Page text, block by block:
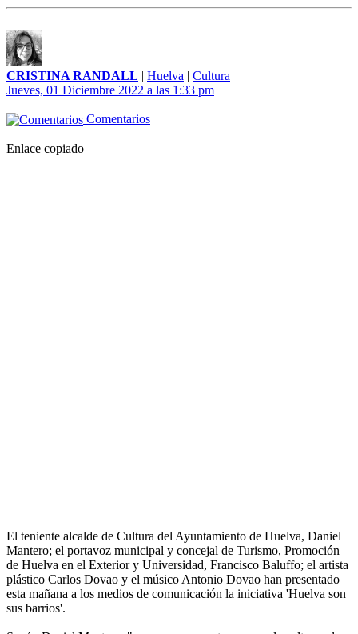
CRISTINA RANDALL | Huelva | Cultura
Jueves, 01 Diciembre 2022 a las 1:33 pm
Comentarios
Enlace copiado
El teniente alcalde de Cultura del Ayuntamiento de Huelva, Daniel
Mantero; el portavoz municipal y concejal de Turismo, Promoción
de Huelva en el Exterior y Universidad, Francisco Baluffo; el artista
plástico Carlos Dovao y el músico Antonio Dovao han presentado
esta mañana a los medios de comunicación la iniciativa 'Huelva son
sus barrios'.